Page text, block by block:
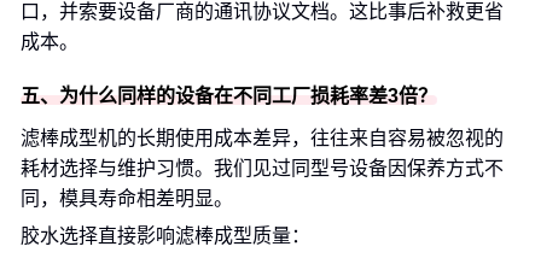
口，并索要设备厂商的通讯协议文档。这比事后补救更省
成本。
五、为什么同样的设备在不同工厂损耗率差3倍？
滤棒成型机的长期使用成本差异，往往来自容易被忽视的
耗材选择与维护习惯。我们见过同型号设备因保养方式不
同，模具寿命相差明显。
胶水选择直接影响滤棒成型质量：